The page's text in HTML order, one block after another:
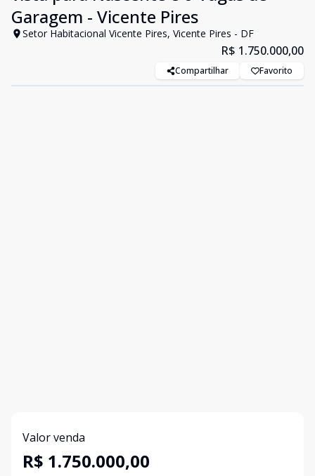
Garagem - Vicente Pires
Setor Habitacional Vicente Pires, Vicente Pires - DF
R$ 1.750.000,00
Compartilhar Favorito
Valor venda
R$ 1.750.000,00